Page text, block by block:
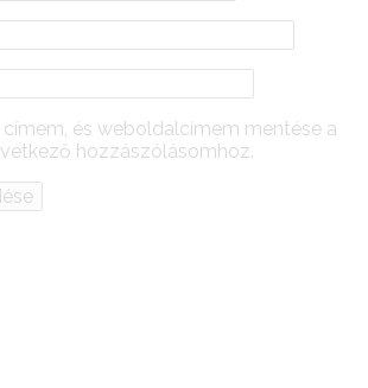
és weboldalcímem mentése a
hozzászólásomhoz.